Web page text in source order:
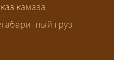
камаза
груз